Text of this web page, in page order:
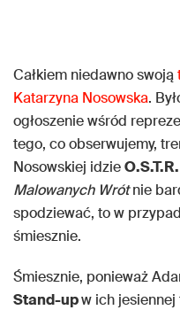
Całkiem niedawno swoją
Katarzyna Nosowska.
ogłoszenie wśród
tego, co obserwujemy,
Nosowskiej idzieO.S.T.R.
Malowanych Wrótnie
spodziewać, to w
śmiesznie.
Śmiesznie, ponieważ
Stand-upw ich jesiennej